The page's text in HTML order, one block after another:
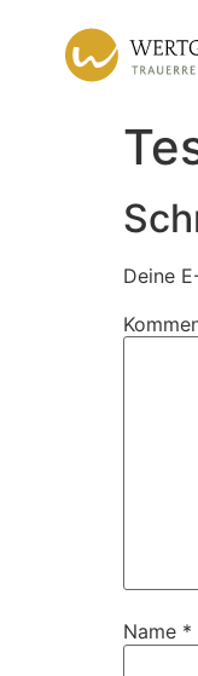
Deine
Name *